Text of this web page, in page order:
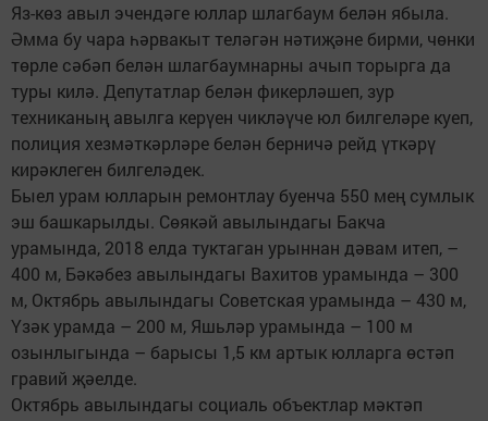
Яз-көз авыл эчендәге юллар шлагбаум белән ябыла.
Әмма бу чара һәрвакыт теләгән нәтиҗәне бирми, чөнки
төрле сәбәп белән шлагбаумнарны ачып торырга да
туры килә. Депутатлар белән фикерләшеп, зур
техниканың авылга керүен чикләүче юл билгеләре куеп,
полиция хезмәткәрләре белән берничә рейд үткәрү
кирәклеген билгеләдек.
Быел урам юлларын ремонтлау буенча 550 мең сумлык
эш башкарылды. Сөякәй авылындагы Бакча
урамында, 2018 елда туктаган урыннан дәвам итеп, –
400 м, Бәкәбез авылындагы Вахитов урамында – 300
м, Октябрь авылындагы Советская урамында – 430 м,
Үзәк урамда – 200 м, Яшьләр урамында – 100 м
озынлыгында – барысы 1,5 км артык юлларга өстәп
гравий җәелде.
Октябрь авылындагы социаль объектлар мәктәп